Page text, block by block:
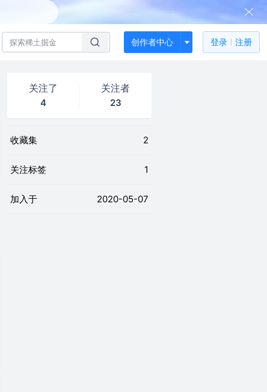
创作者中心 登录 注册
关注了
4
关注者
23
收藏集 2
关注标签 1
加入于 2020-05-07